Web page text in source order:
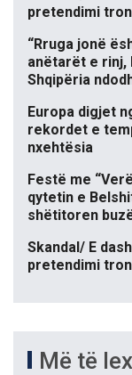
pretendimi
“Rruga jonë
anëtarët e rinj,
Shqipëria
Europa digjet
rekordet e
nxehtësia
Festë me
qytetin e
shëtitoren
Skandal/ E
pretendimi
Më të